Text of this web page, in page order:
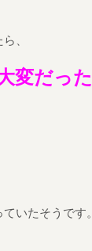
、
変だった
いたそうです。